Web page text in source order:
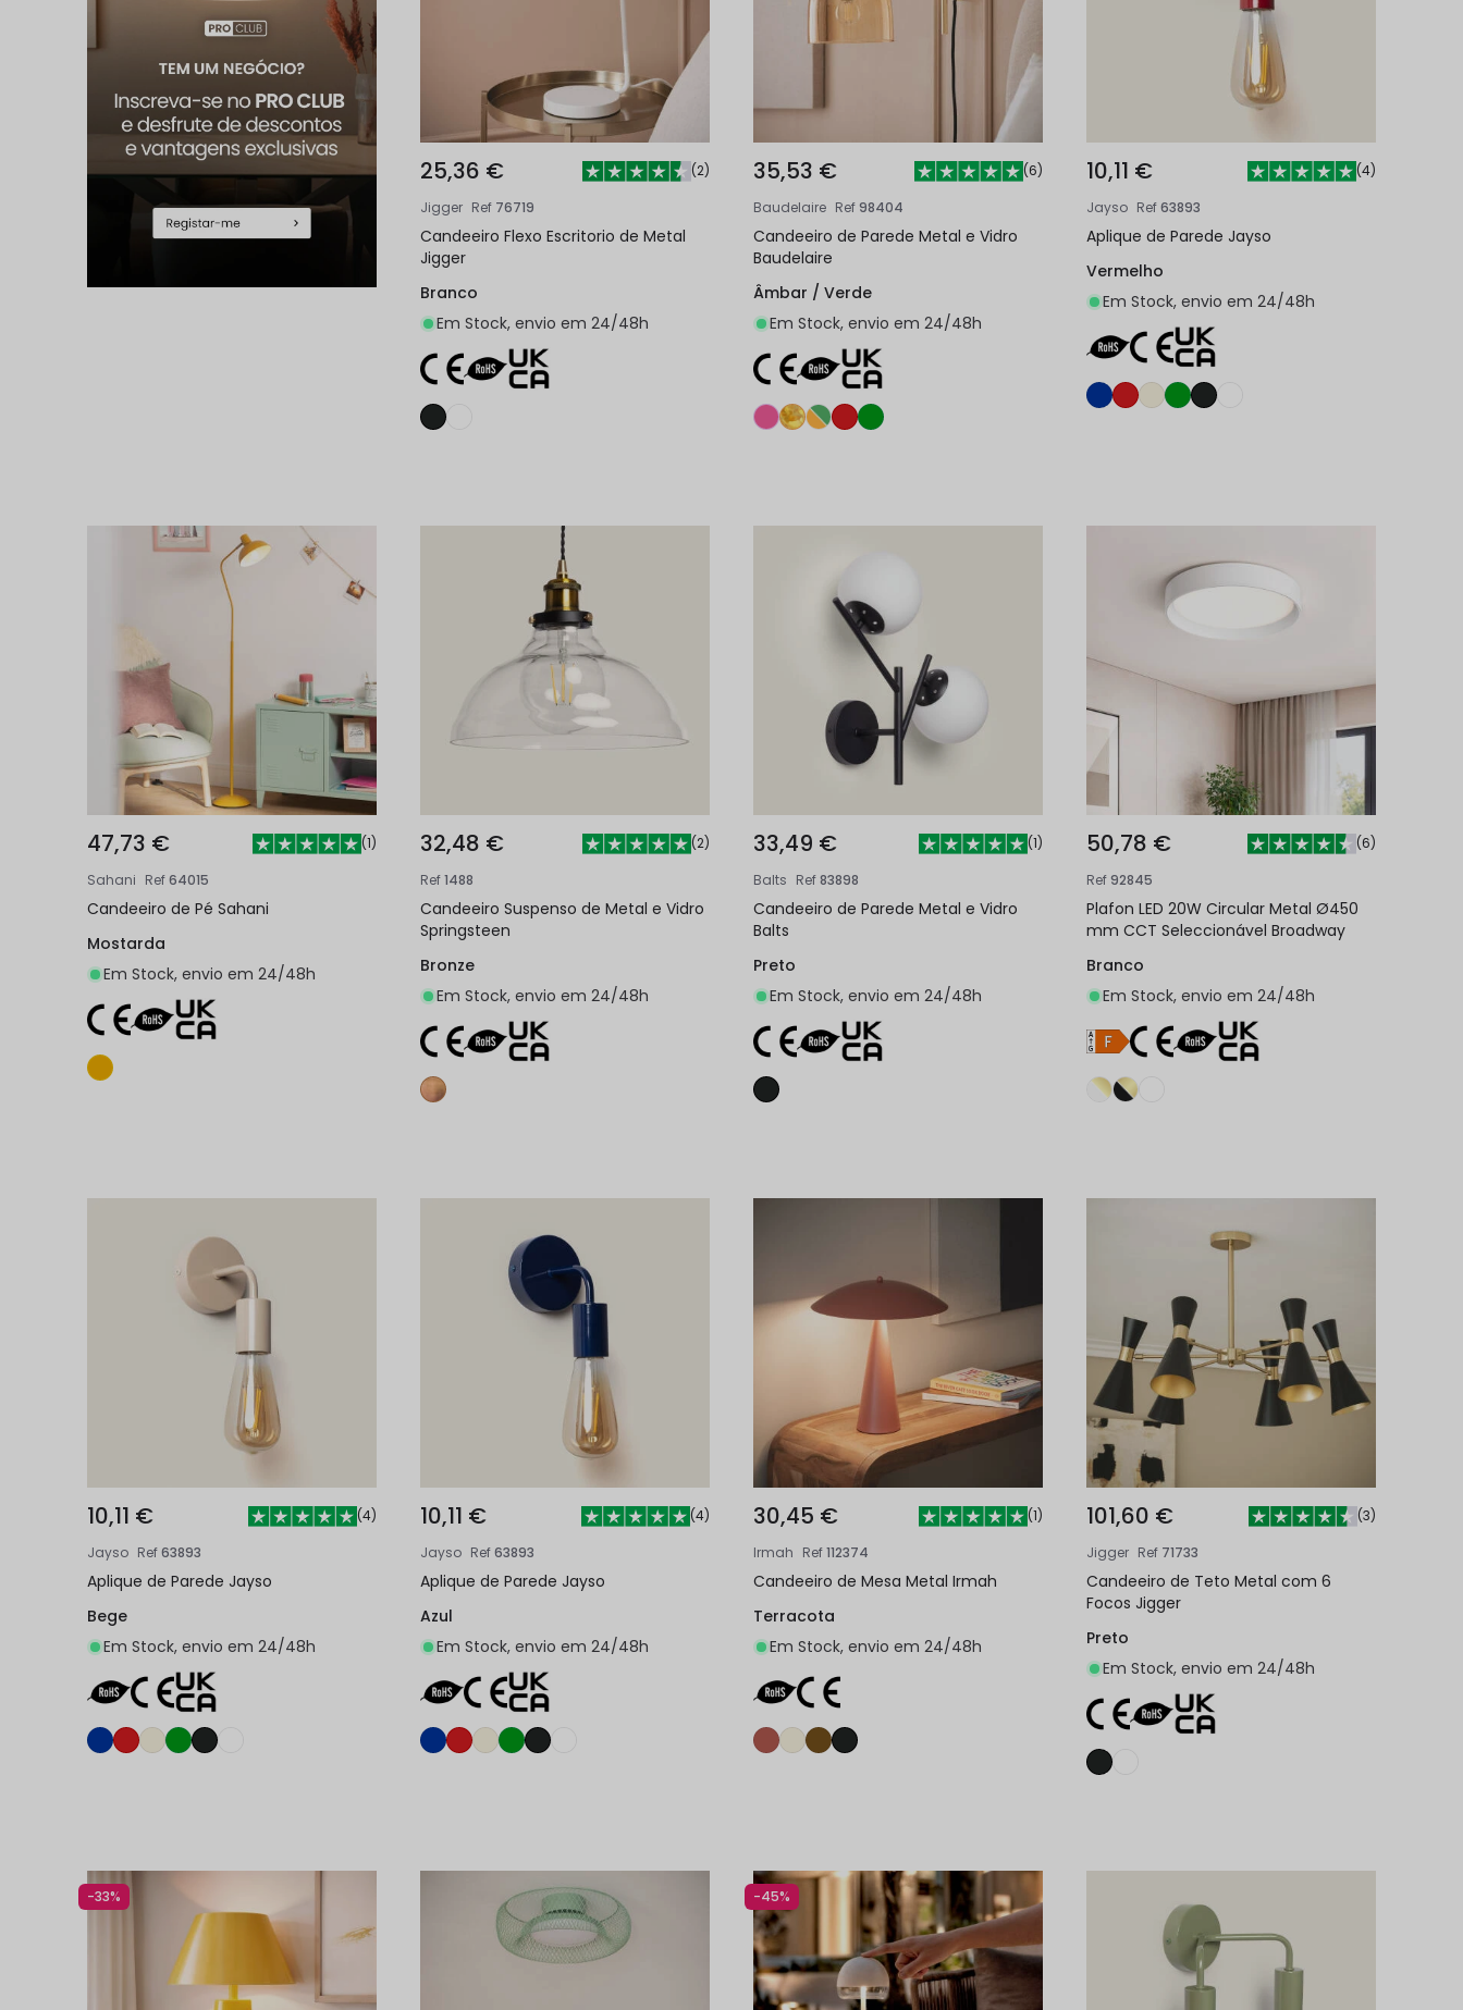
25,36 € (2)
Jigger Ref 76719
Candeeiro Flexo Escritorio de Metal
Jigger
Branco
Em Stock, envio em 24/48h
35,53 € (6)
Baudelaire Ref98404
Candeeiro de Parede Metal e Vidro
Baudelaire
Âmbar / Verde
Em Stock, envio em 24/48h
Adicionar ao carrinho
10,11 € (4)
Jayso Ref63893
Aplique de Parede Jayso
Vermelho
Em Stock, envio em 24/48h
47,73 € (1)
Sahani Ref64015
Candeeiro de Pé Sahani
Mostarda
Em Stock, envio em 24/48h
32,48 € (2)
Ref1488
Candeeiro Suspenso de Metal e Vidro
Springsteen
Bronze
Em Stock, envio em 24/48h
33,49 € (1)
Balts Ref83898
Candeeiro de Parede Metal e Vidro
Balts
Preto
Em Stock, envio em 24/48h
50,78 € (6)
Ref92845
Plafon LED 20W Circular Metal Ø450
mm CCT Seleccionável Broadway
Branco
Em Stock, envio em 24/48h
10,11 € (4)
Jayso Ref63893
Aplique de Parede Jayso
Bege
Em Stock, envio em 24/48h
10,11 € (4)
Jayso Ref63893
Aplique de Parede Jayso
Azul
Em Stock, envio em 24/48h
30,45 € (1)
Irmah Ref112374
Candeeiro de Mesa Metal Irmah
Terracota
Em Stock, envio em 24/48h
101,60 € (3)
Jigger Ref 71733
Candeeiro de Teto Metal com 6
Focos Jigger
Preto
Em Stock, envio em 24/48h
-33% -45%